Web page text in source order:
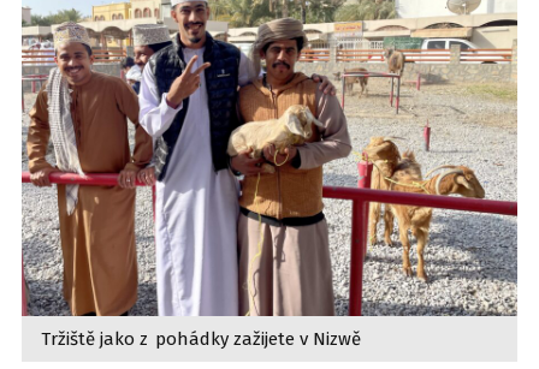
Tržiště jako z pohádky zažijete v Nizwě